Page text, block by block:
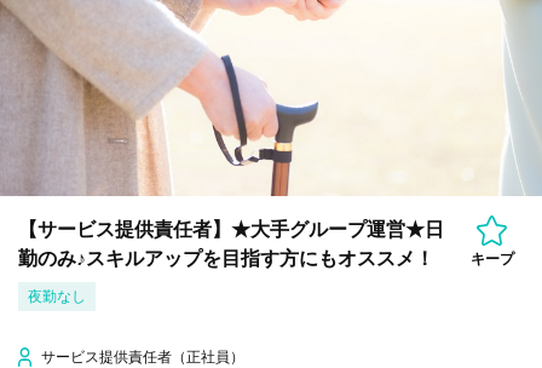
【サービス提供責任者】★大手グループ運営★日
勤のみ♪スキルアップを目指す方にもオススメ！
キープ
夜勤なし
サービス提供責任者（正社員）